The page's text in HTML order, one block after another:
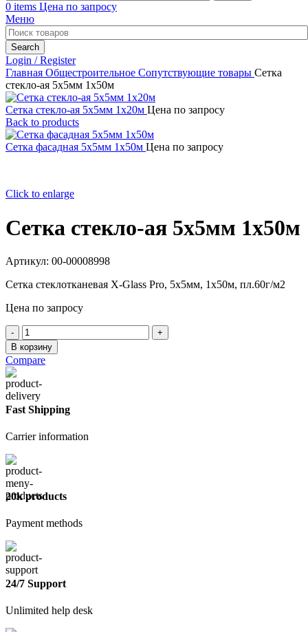
0 items Цена по запросу
Меню
Search
Login / Register
Главная Общестроительное Сопутствующие товары Сетка
стекло-ая 5х5мм 1х50м
Сетка стекло-ая 5х5мм 1х20м Цена по запросу
Back to products
Сетка фасадная 5х5мм 1х50м Цена по запросу
Click to enlarge
Сетка стекло-ая 5х5мм 1х50м
Артикул: 00-00008998
Сетка стеклотканевая X-Glass Pro, 5х5мм, 1х50м, пл.60г/м2
Цена по запросу
Количество
товара
Сетка
стекло-
ая
5х5мм
1х50м
В корзину
Compare
Fast Shipping
Carrier information
20k products
Payment methods
24/7 Support
Unlimited help desk